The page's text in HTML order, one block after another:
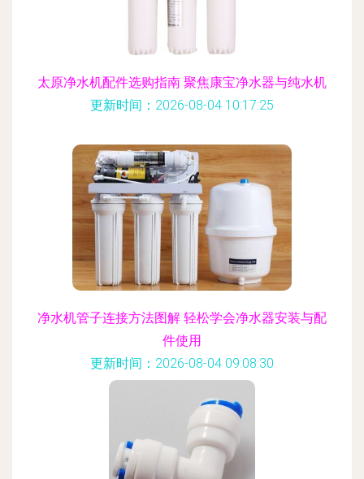
太原净水机配件选购指南 聚焦康宝净水器与纯水机
更新时间：2026-08-04 10:17:25
净水机管子连接方法图解 轻松学会净水器安装与配
件使用
更新时间：2026-08-04 09:08:30